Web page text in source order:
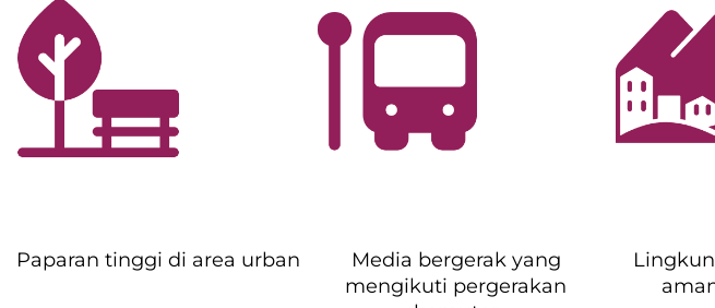
Paparan tinggi di area urban
Media bergerak yang
mengikuti pergerakan